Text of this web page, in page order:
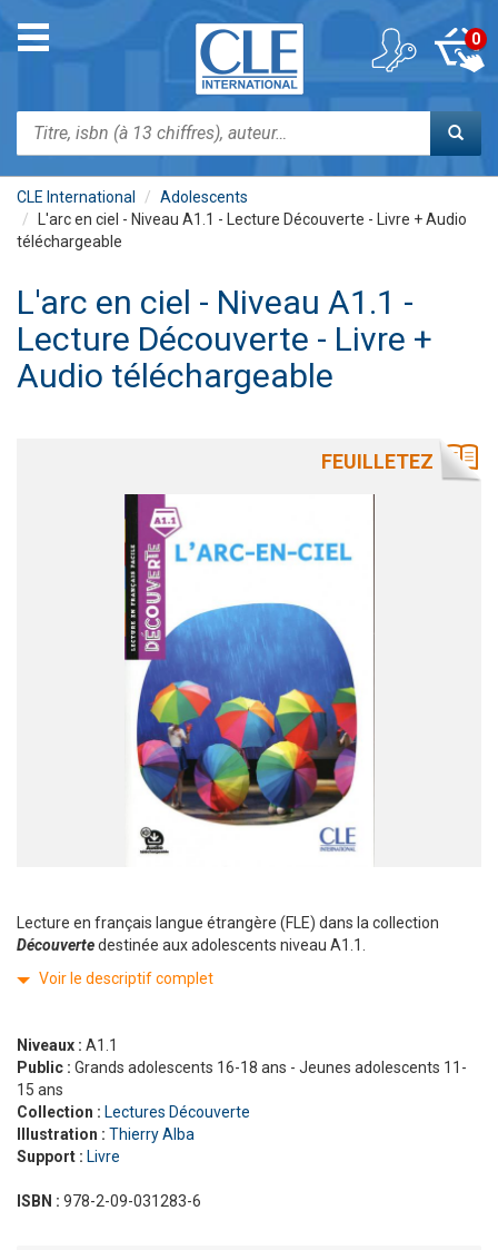
contenu
Toggle
navigation
Rechercher
0
CLE International
Adolescents
L'arc en ciel - Niveau A1.1 - Lecture Découverte - Livre + Audio
téléchargeable
L'arc en ciel - Niveau A1.1 -
Lecture Découverte - Livre +
Audio téléchargeable
FEUILLETEZ
Lecture en français langue étrangère (FLE) dans la collection
Découvertedestinée aux adolescents niveau A1.1.
Voir le descriptif complet
Niveaux : A1.1
Public : Grands adolescents 16-18 ans - Jeunes adolescents 11-
15 ans
Collection : Lectures Découverte
Illustration : Thierry Alba
Support : Livre
ISBN : 978-2-09-031283-6